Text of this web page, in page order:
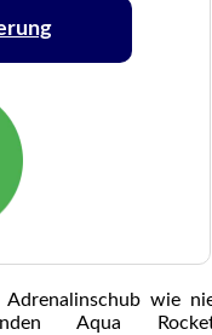
wie
Aqua